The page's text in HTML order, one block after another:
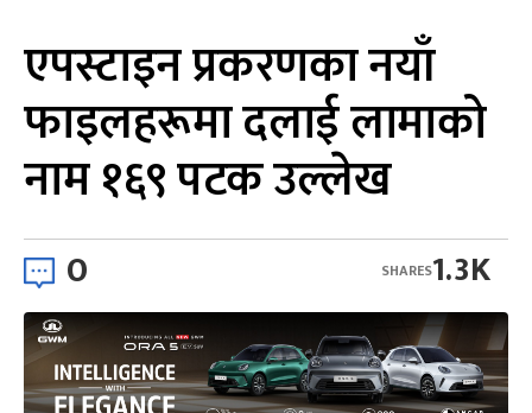
एपस्टाइन प्रकरणका नयाँ
फाइलहरूमा दलाई लामाको
नाम १६९ पटक उल्लेख
0 1.3K
SHARES